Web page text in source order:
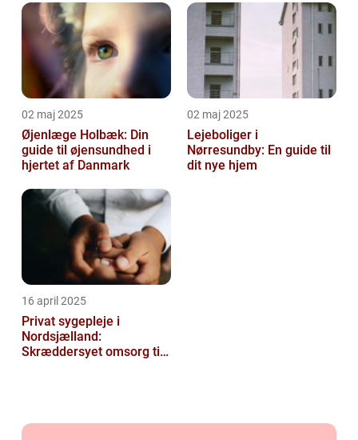
02 maj 2025
Øjenlæge Holbæk: Din
guide til øjensundhed i
hjertet af Danmark
02 maj 2025
Lejeboliger i
Nørresundby: En guide til
dit nye hjem
16 april 2025
Privat sygepleje i
Nordsjælland:
Skræddersyet omsorg til